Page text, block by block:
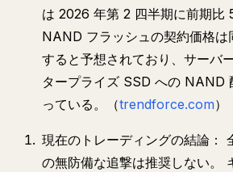
は 2026 年第 2 四半期に前期比
NAND フラッシュの契約価格
すると予想されており、サーバ
タープライズ SSD への NAND
っている。（trendforce.com）
現在のトレーディングの結論：
の無防備な追撃は推奨しない。